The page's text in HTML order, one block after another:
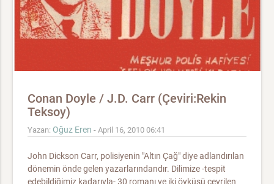
Conan Doyle / J.D. Carr (Çeviri:Rekin
Teksoy)
Yazan: Oğuz Eren - April 16, 2010 06:41
John Dickson Carr, polisiyenin "Altın Çağ" diye adlandırılan
dönemin önde gelen yazarlarındandır. Dilimize -tespit
edebildiğimiz kadarıyla- 30 romanı ve iki öyküsü çevrilen